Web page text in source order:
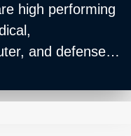
high performing
and defense